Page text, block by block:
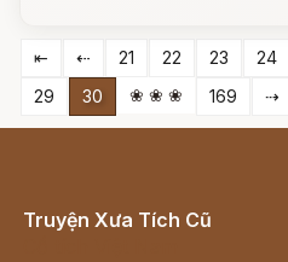
⇤ ⇠ 21 22 23 24
29
30 ❀ ❀ ❀ 169 ⇢
Truyện Xưa Tích Cũ